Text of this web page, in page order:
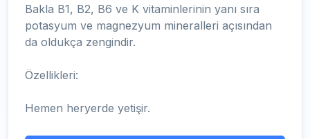
Bakla B1, B2, B6 ve K vitaminlerinin yanı sıra
potasyum ve magnezyum mineralleri açısından
da oldukça zengindir.
Özellikleri:
Hemen heryerde yetişir.